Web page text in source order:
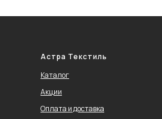
Астра Текстиль
Каталог
Акции
Оплата и доставка